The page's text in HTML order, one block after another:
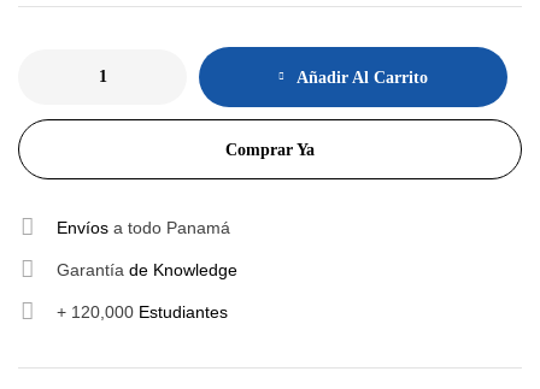
Añadir Al Carrito
Comprar Ya
Envíos a todo Panamá
Garantía de Knowledge
+ 120,000Estudiantes